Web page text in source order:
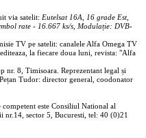
via satelit: Eutelsat 16A, 16 grade Est,
rate - 16.667 ks/s, Modulație: DVB-
TV pe satelit: canalele Alfa Omega TV
la fiecare doua luni, revista: "Alfa
nr. 8, Timisoara. Reprezentant legal și
Tudor: director general, coodonator
este Consiliul National al
sector 5, Bucuresti, tel: 40 (0)21